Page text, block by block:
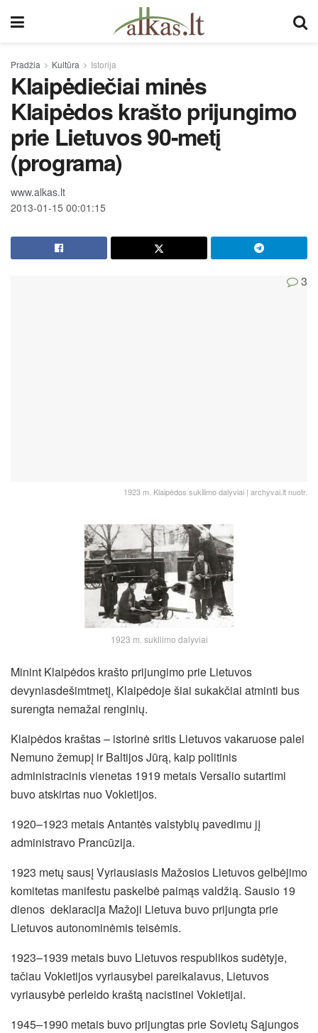
Pradžia Kultūra Istorija
Klaipėdiečiai minės
Klaipėdos krašto prijungimo
prie Lietuvos 90-metį
(programa)
www.alkas.lt
2013-01-15 00:01:15
3
1923 m. Klaipėdos sukilimo dalyviai | archyvai.lt nuotr.
1923 m. sukilimo dalyviai
Minint Klaipėdos krašto prijungimo prie Lietuvos
devyniasdešimtmetį, Klaipėdoje šiai sukakčiai atminti bus
surengta nemažai renginių.
Klaipėdos kraštas – istorinė sritis Lietuvos vakaruose palei
Nemuno žemupį ir Baltijos Jūrą, kaip politinis
administracinis vienetas 1919 metais Versalio sutartimi
buvo atskirtas nuo Vokietijos.
1920–1923 metais Antantės valstybių pavedimu jį
administravo Prancūzija.
1923 metų sausį Vyriausiasis Mažosios Lietuvos gelbėjimo
komitetas manifestu paskelbė paimąs valdžią. Sausio 19
dienos deklaracija Mažoji Lietuva buvo prijungta prie
Lietuvos autonominėmis teisėmis.
1923–1939 metais buvo Lietuvos respublikos sudėtyje,
tačiau Vokietijos vyriausybei pareikalavus, Lietuvos
vyriausybė perleido kraštą nacistinei Vokietijai.
1945–1990 metais buvo prijungtas prie Sovietų Sąjungos